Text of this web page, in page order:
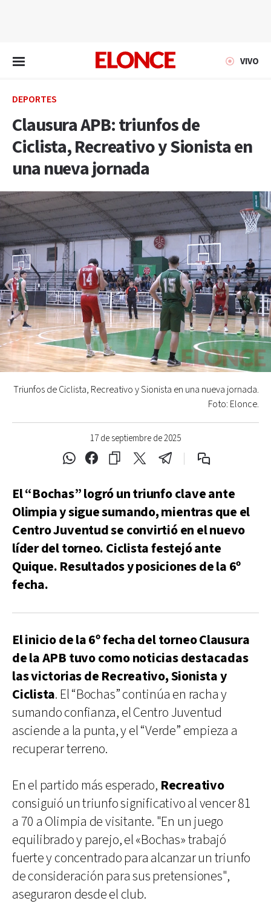
VIVO
DEPORTES
Clausura APB: triunfos de
Ciclista, Recreativo y Sionista en
una nueva jornada
17 de septiembre de 2025
Triunfos de Ciclista, Recreativo y Sionista en una nueva jornada.
Foto: Elonce.
El “Bochas” logró un triunfo clave ante
Olimpia y sigue sumando, mientras que el
Centro Juventud se convirtió en el nuevo
líder del torneo. Ciclista festejó ante
Quique. Resultados y posiciones de la 6º
fecha.
El inicio de la 6º fecha del torneo Clausura
de la APB tuvo como noticias destacadas
las victorias de Recreativo, Sionista y
Ciclista. El “Bochas” continúa en racha y
sumando confianza, el Centro Juventud
asciende a la punta, y el “Verde” empieza a
recuperar terreno.
En el partido más esperado, Recreativo
consiguió un triunfo significativo al vencer 81
a 70 a Olimpia de visitante. "En un juego
equilibrado y parejo, el «Bochas» trabajó
fuerte y concentrado para alcanzar un triunfo
de consideración para sus pretensiones",
aseguraron desde el club.